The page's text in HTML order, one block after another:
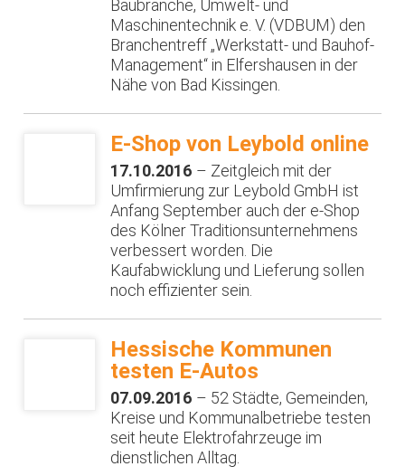
Baubranche, Umwelt- und
Maschinentechnik e. V. (VDBUM) den
Branchentreff „Werkstatt- und Bauhof-
Management“ in Elfershausen in der
Nähe von Bad Kissingen.
E-Shop von Leybold online
17.10.2016 – Zeitgleich mit der
Umfirmierung zur Leybold GmbH ist
Anfang September auch der e-Shop
des Kölner Traditionsunternehmens
verbessert worden. Die
Kaufabwicklung und Lieferung sollen
noch effizienter sein.
Hessische Kommunen
testen E-Autos
07.09.2016 – 52 Städte, Gemeinden,
Kreise und Kommunalbetriebe testen
seit heute Elektrofahrzeuge im
dienstlichen Alltag.